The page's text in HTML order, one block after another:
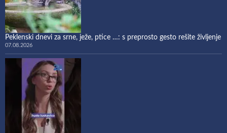
Peklenski dnevi za srne, ježe, ptice …: s preprosto gesto rešite življenje
07.08.2026